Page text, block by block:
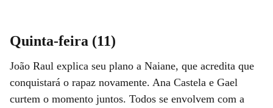
Quinta-feira (11)
João Raul explica seu plano a Naiane, que acredita que
conquistará o rapaz novamente. Ana Castela e Gael
curtem o momento juntos. Todos se envolvem com a